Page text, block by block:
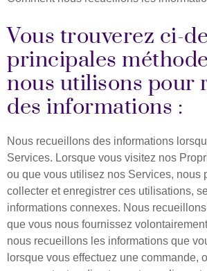
Vous trouverez ci-
principales
nous utilisons pour
des informations :
Nous recueillons des informations
Services. Lorsque vous visitez nos
ou que vous utilisez nos Services, nous
collecter et enregistrer ces utilisations,
informations connexes. Nous
que vous nous fournissez
nous recueillons les informations que
lorsque vous effectuez une commande,